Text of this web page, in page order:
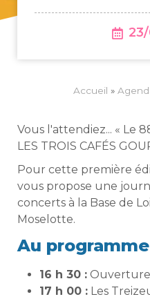
Accueil »
Vous l'attendiez... « Le
LES TROIS CAFÉS
Pour cette première
vous propose une
concerts à la Base de
Moselotte.
Au
16 h 30 :
17 h 00 : Les